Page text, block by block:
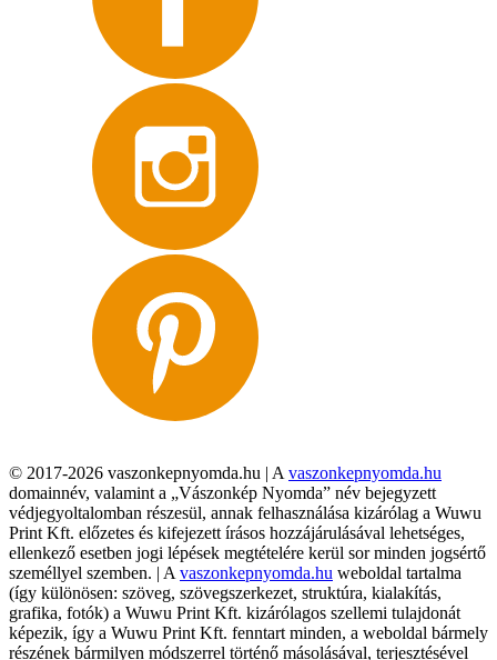
© 2017-2026 vaszonkepnyomda.hu | A vaszonkepnyomda.hu
domainnév, valamint a „Vászonkép Nyomda” név bejegyzett
védjegyoltalomban részesül, annak felhasználása kizárólag a Wuwu
Print Kft. előzetes és kifejezett írásos hozzájárulásával lehetséges,
ellenkező esetben jogi lépések megtételére kerül sor minden jogsértő
személlyel szemben. | A vaszonkepnyomda.hu weboldal tartalma
(így különösen: szöveg, szövegszerkezet, struktúra, kialakítás,
grafika, fotók) a Wuwu Print Kft. kizárólagos szellemi tulajdonát
képezik, így a Wuwu Print Kft. fenntart minden, a weboldal bármely
részének bármilyen módszerrel történő másolásával, terjesztésével